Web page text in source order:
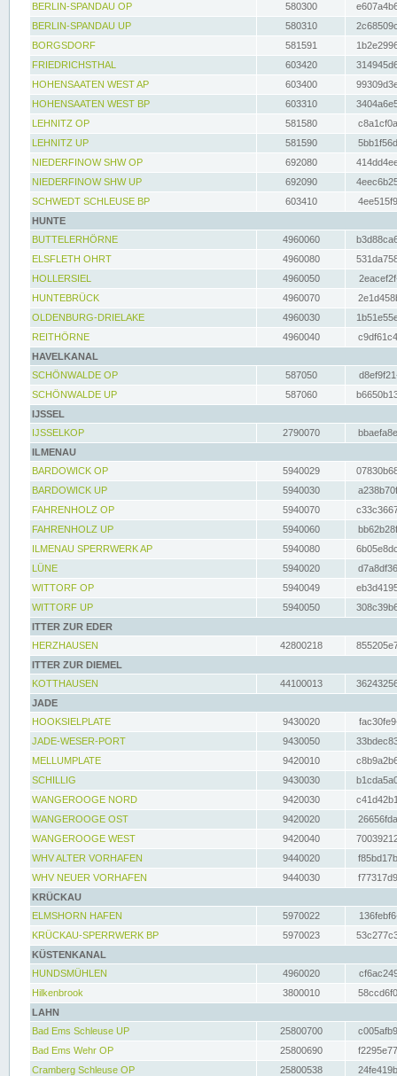
BERLIN-SPANDAU OP
580300
BERLIN-SPANDAU UP
580310
BORGSDORF
581591
FRIEDRICHSTHAL
603420
HOHENSAATEN WEST AP
603400
HOHENSAATEN WEST BP
603310
LEHNITZ OP
581580
LEHNITZ UP
581590
NIEDERFINOW SHW OP
692080
NIEDERFINOW SHW UP
692090
SCHWEDT SCHLEUSE BP
603410
HUNTE
BUTTELERHÖRNE
4960060
ELSFLETH OHRT
4960080
HOLLERSIEL
4960050
HUNTEBRÜCK
4960070
OLDENBURG-DRIELAKE
4960030
REITHÖRNE
4960040
HAVELKANAL
SCHÖNWALDE OP
587050
SCHÖNWALDE UP
587060
IJSSEL
IJSSELKOP
2790070
ILMENAU
BARDOWICK OP
5940029
BARDOWICK UP
5940030
FAHRENHOLZ OP
5940070
FAHRENHOLZ UP
5940060
ILMENAU SPERRWERK AP
5940080
LÜNE
5940020
WITTORF OP
5940049
WITTORF UP
5940050
ITTER ZUR EDER
HERZHAUSEN
42800218
ITTER ZUR DIEMEL
KOTTHAUSEN
44100013
JADE
HOOKSIELPLATE
9430020
JADE-WESER-PORT
9430050
MELLUMPLATE
9420010
SCHILLIG
9430030
WANGEROOGE NORD
9420030
WANGEROOGE OST
9420020
WANGEROOGE WEST
9420040
WHV ALTER VORHAFEN
9440020
WHV NEUER VORHAFEN
9440030
KRÜCKAU
ELMSHORN HAFEN
5970022
KRÜCKAU-SPERRWERK BP
5970023
KÜSTENKANAL
HUNDSMÜHLEN
4960020
Hilkenbrook
3800010
LAHN
Bad Ems Schleuse UP
25800700
Bad Ems Wehr OP
25800690
Cramberg Schleuse OP
25800538